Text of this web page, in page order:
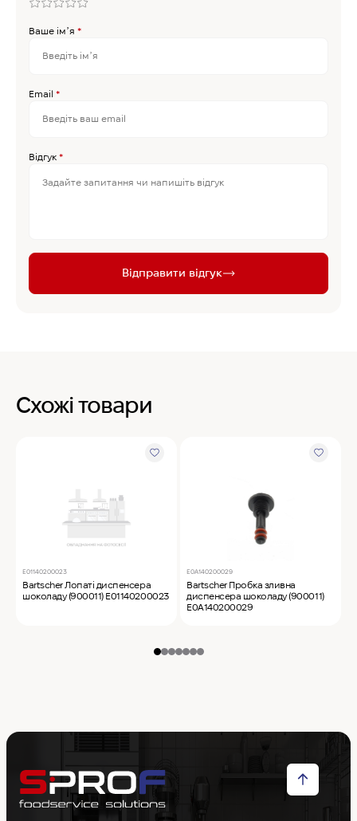
Ваше імʼя *
Email *
Відгук *
Відправити відгук
Схожі товари
Е01140200023
Bartscher Лопаті диспенсера
шоколаду (900011) Е01140200023
E0A140200029
Bartscher Пробка зливна
диспенсера шоколаду (900011)
E0A140200029